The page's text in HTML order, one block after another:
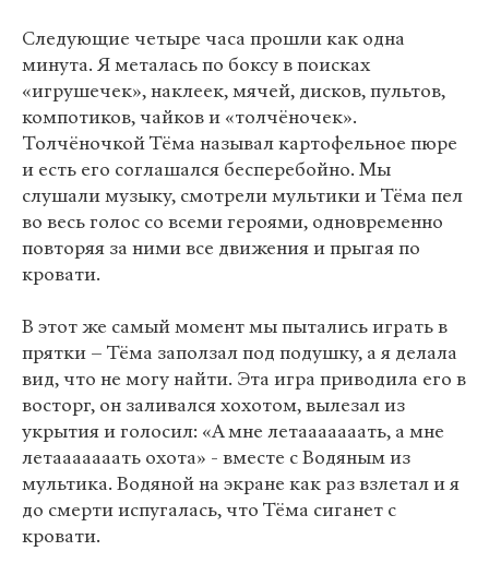
Следующие четыре часа прошли как одна
минута. Я металась по боксу в поисках
«игрушечек», наклеек, мячей, дисков, пультов,
компотиков, чайков и «толчёночек».
Толчёночкой Тёма называл картофельное пюре
и есть его соглашался бесперебойно. Мы
слушали музыку, смотрели мультики и Тёма пел
во весь голос со всеми героями, одновременно
повторяя за ними все движения и прыгая по
кровати.
В этот же самый момент мы пытались играть в
прятки – Тёма заползал под подушку, а я делала
вид, что не могу найти. Эта игра приводила его в
восторг, он заливался хохотом, вылезал из
укрытия и голосил: «А мне летааааааать, а мне
летааааааать охота» - вместе с Водяным из
мультика. Водяной на экране как раз взлетал и я
до смерти испугалась, что Тёма сиганет с
кровати.